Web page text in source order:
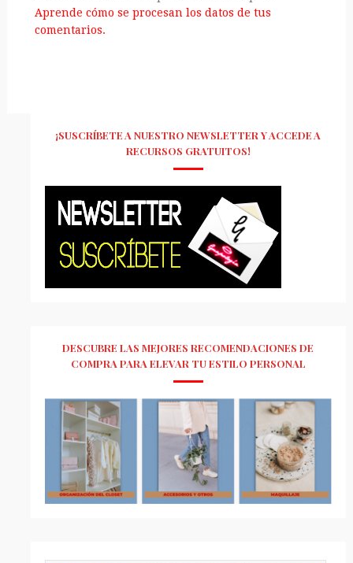
Aprende cómo se procesan los datos de tus
comentarios.
¡SUSCRÍBETE A NUESTRO NEWSLETTER Y ACCEDE A
RECURSOS GRATUITOS!
DESCUBRE LAS MEJORES RECOMENDACIONES DE
COMPRA PARA ELEVAR TU ESTILO PERSONAL